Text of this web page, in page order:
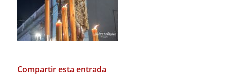
Compartir esta entrada